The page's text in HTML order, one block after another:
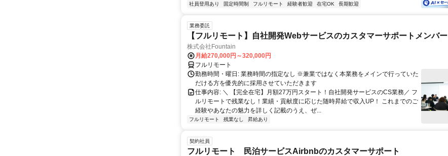
社員登用あり 固定時間制 フルリモート 経験者歓迎 在宅OK 長期歓迎
業務委託
【フルリモート】自社開発Webサービスのカスタマーサポートメンバー
株式会社Fountain
月給270,000円～320,000円
フルリモート
勤務時間・曜日: 業務時間の指定なし ※兼業ではなく本業務をメインで行っていた
だける方を優先的に採用させていただきます
仕事内容: ＼ 【完全在宅】月額27万円スタート！自社開発サービスのCS業務／ フ
ルリモートで残業なし！業績・貢献度に応じた随時昇給で収入UP！ これまでのご
経験やあなたの魅力を詳しく記載のうえ、ぜ...
フルリモート 残業なし 昇給あり
契約社員
フルリモート 民泊サービスAirbnbのカスタマーサポート